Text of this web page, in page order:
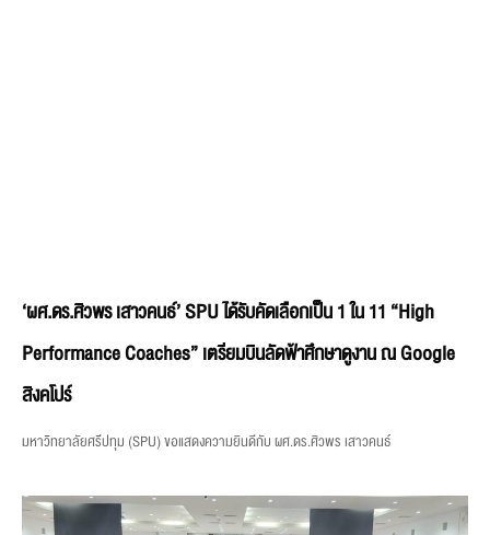
‘ผศ.ดร.ศิวพร เสาวคนธ์’ SPU ได้รับคัดเลือกเป็น 1 ใน 11 “High
Performance Coaches” เตรียมบินลัดฟ้าศึกษาดูงาน ณ Google
สิงคโปร์
มหาวิทยาลัยศรีปทุม (SPU) ขอแสดงความยินดีกับ ผศ.ดร.ศิวพร เสาวคนธ์